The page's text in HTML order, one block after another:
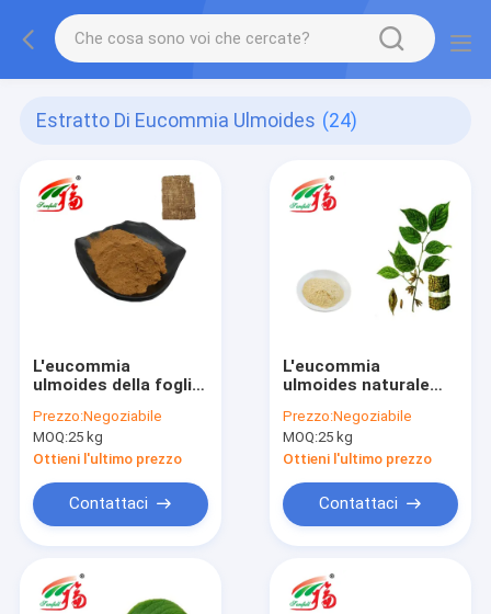
Estratto Di Eucommia Ulmoides (24)
L'eucommia
ulmoides della foglia
clorogenico di 50%
per l'antibiosi
Prezzo:Negoziabile
MOQ:25 kg
Ottieni l'ultimo prezzo
Contattaci
L'eucommia
ulmoides naturale
estrarre l'acido
clorogenico per il
miglioramento
dell'immunità
Prezzo:Negoziabile
MOQ:25 kg
Ottieni l'ultimo prezzo
Contattaci